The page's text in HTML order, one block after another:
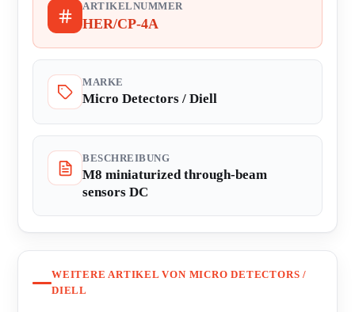
ARTIKELNUMMER
HER/CP-4A
MARKE
Micro Detectors / Diell
BESCHREIBUNG
M8 miniaturized through-beam
sensors DC
WEITERE ARTIKEL VON MICRO DETECTORS /
DIELL